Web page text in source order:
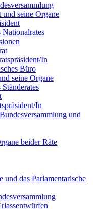
seine Organe
Nationalrates
In
Büro
seine Organe
In
und
beider Räte
und das Parlamentarische